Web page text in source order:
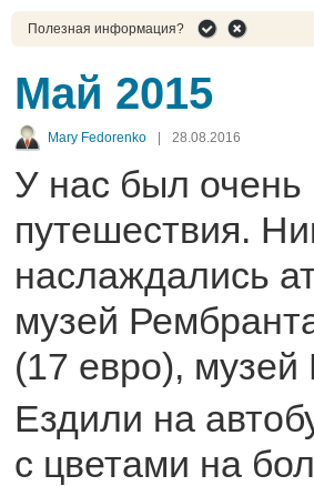
Полезная информация?
Май 2015
Mary Fedorenko | 28.08.2016
У нас был
путешествия.
наслаждались
музей
(17 евро),
Ездили на
с цветами на